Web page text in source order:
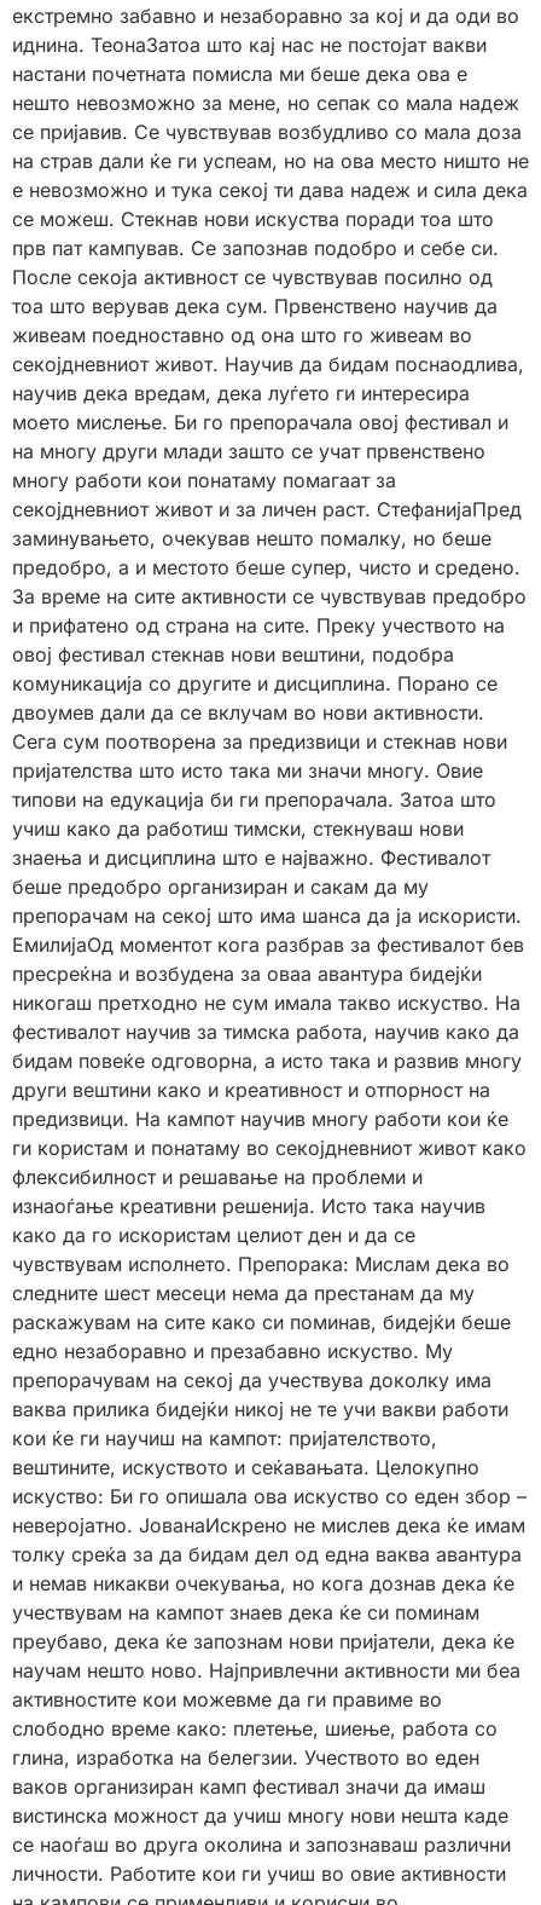
екстремно забавно и незаборавно за кој и да оди во
иднина. ТеонаЗатоа што кај нас не постојат вакви
настани почетната помисла ми беше дека ова е
нешто невозможно за мене, но сепак со мала надеж
се пријавив. Се чувствував возбудливо со мала доза
на страв дали ќе ги успеам, но на ова место ништо не
е невозможно и тука секој ти дава надеж и сила дека
се можеш. Стекнав нови искуства поради тоа што
прв пат кампував. Се запознав подобро и себе си.
После секоја активност се чувствував посилно од
тоа што верував дека сум. Првенствено научив да
живеам поедноставно од она што го живеам во
секојдневниот живот. Научив да бидам поснаодлива,
научив дека вредам, дека луѓето ги интересира
моето мислење. Би го препорачала овој фестивал и
на многу други млади зашто се учат првенствено
многу работи кои понатаму помагаат за
секојдневниот живот и за личен раст. СтефанијаПред
заминувањето, очекував нешто помалку, но беше
предобро, а и местото беше супер, чисто и средено.
За време на сите активности се чувствував предобро
и прифатено од страна на сите. Преку учеството на
овој фестивал стекнав нови вештини, подобра
комуникација со другите и дисциплина. Порано се
двоумев дали да се вклучам во нови активности.
Сега сум поотворена за предизвици и стекнав нови
пријателства што исто така ми значи многу. Овие
типови на едукација би ги препорачала. Затоа што
учиш како да работиш тимски, стекнуваш нови
знаења и дисциплина што е најважно. Фестивалот
беше предобро организиран и сакам да му
препорачам на секој што има шанса да ја искористи.
ЕмилијаОд моментот кога разбрав за фестивалот бев
пресреќна и возбудена за оваа авантура бидејќи
никогаш претходно не сум имала такво искуство. На
фестивалот научив за тимска работа, научив како да
бидам повеќе одговорна, а исто така и развив многу
други вештини како и креативност и отпорност на
предизвици. На кампот научив многу работи кои ќе
ги користам и понатаму во секојдневниот живот како
флексибилност и решавање на проблеми и
изнаоѓање креативни решенија. Исто така научив
како да го искористам целиот ден и да се
чувствувам исполнето. Препорака: Мислам дека во
следните шест месеци нема да престанам да му
раскажувам на сите како си поминав, бидејќи беше
едно незаборавно и презабавно искуство. Му
препорачувам на секој да учествува доколку има
ваква прилика бидејќи никој не те учи вакви работи
кои ќе ги научиш на кампот: пријателството,
вештините, искуството и сеќавањата. Целокупно
искуство: Би го опишала ова искуство со еден збор –
неверојатно. ЈованаИскрено не мислев дека ќе имам
толку среќа за да бидам дел од една ваква авантура
и немав никакви очекувања, но кога дознав дека ќе
учествувам на кампот знаев дека ќе си поминам
преубаво, дека ќе запознам нови пријатели, дека ќе
научам нешто ново. Најпривлечни активности ми беа
активностите кои можевме да ги правиме во
слободно време како: плетење, шиење, работа со
глина, изработка на белегзии. Учеството во еден
ваков организиран камп фестивал значи да имаш
вистинска можност да учиш многу нови нешта каде
се наоѓаш во друга околина и запознаваш различни
личности. Работите кои ги учиш во овие активности